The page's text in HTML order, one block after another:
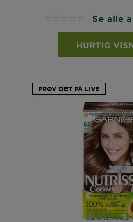
No reviews Se alle
HURTIG
PRØV DET PÅ LIVE